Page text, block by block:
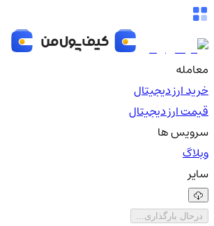
معامله
خرید ارز دیجیتال
قیمت ارز دیجیتال
سرویس ها
وبلاگ
سایر
درحال بارگذاری...